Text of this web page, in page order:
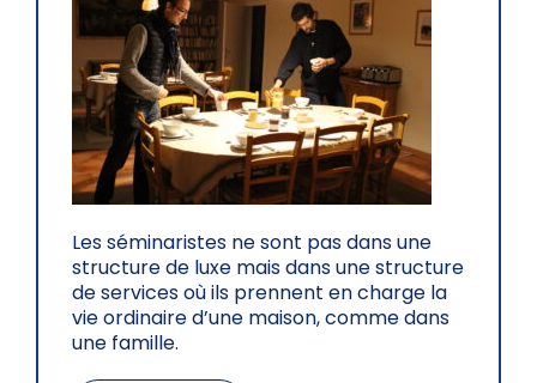
Les séminaristes ne sont pas dans une
structure de luxe mais dans une structure
de services où ils prennent en charge la
vie ordinaire d’une maison, comme dans
une famille.